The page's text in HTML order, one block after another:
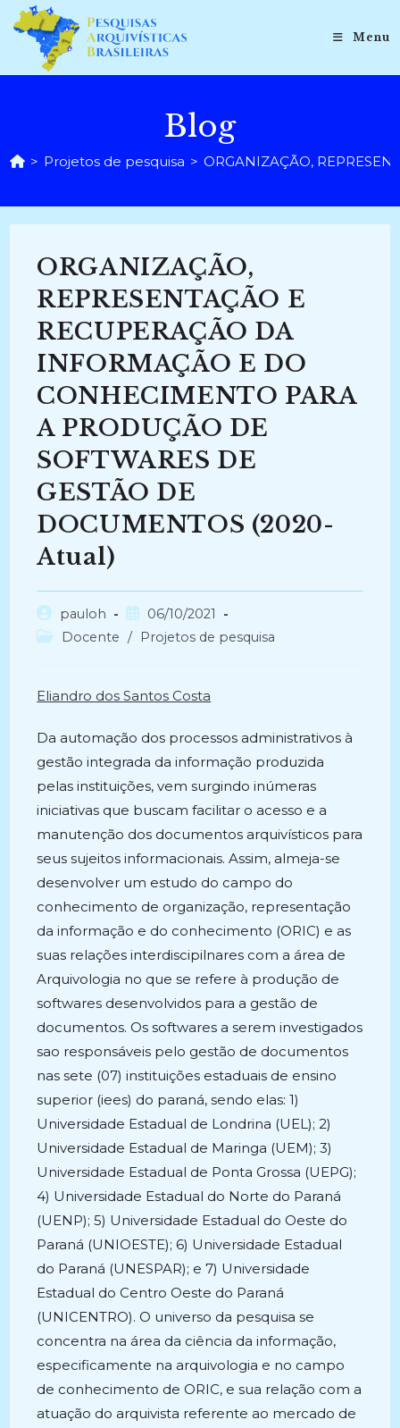
para
conteúdo
Menu
Blog
> Projetos de pesquisa > ORGANIZAÇÃO,
ORGANIZAÇÃO,
REPRESENTAÇÃO E
RECUPERAÇÃO DA
INFORMAÇÃO E DO
CONHECIMENTO PARA
A PRODUÇÃO DE
SOFTWARES DE
GESTÃO DE
DOCUMENTOS (2020-
Atual)
Autor
do
pauloh
Post
publicado:
06/10/2021
Categoria
Docente / Projetos de pesquisa
Eliandro dos Santos Costa
Da automação dos processos administrativos à
gestão integrada da informação produzida
pelas instituições, vem surgindo inúmeras
iniciativas que buscam facilitar o acesso e a
manutenção dos documentos arquivísticos para
seus sujeitos informacionais. Assim, almeja-se
desenvolver um estudo do campo do
conhecimento de organização, representação
da informação e do conhecimento (ORIC) e as
suas relações interdiscipilnares com a área de
Arquivologia no que se refere à produção de
softwares desenvolvidos para a gestão de
documentos. Os softwares a serem investigados
sao responsáveis pelo gestão de documentos
nas sete (07) instituições estaduais de ensino
superior (iees) do paraná, sendo elas: 1)
Universidade Estadual de Londrina (UEL); 2)
Universidade Estadual de Maringa (UEM); 3)
Universidade Estadual de Ponta Grossa (UEPG);
4) Universidade Estadual do Norte do Paraná
(UENP); 5) Universidade Estadual do Oeste do
Paraná (UNIOESTE); 6) Universidade Estadual
do Paraná (UNESPAR); e 7) Universidade
Estadual do Centro Oeste do Paraná
(UNICENTRO). O universo da pesquisa se
concentra na área da ciência da informação,
especificamente na arquivologia e no campo
de conhecimento de ORIC, e sua relação com a
atuação do arquivista referente ao mercado de